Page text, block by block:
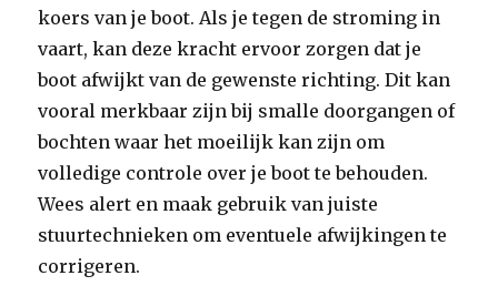
koers van je boot. Als je tegen de stroming in
vaart, kan deze kracht ervoor zorgen dat je
boot afwijkt van de gewenste richting. Dit kan
vooral merkbaar zijn bij smalle doorgangen of
bochten waar het moeilijk kan zijn om
volledige controle over je boot te behouden.
Wees alert en maak gebruik van juiste
stuurtechnieken om eventuele afwijkingen te
corrigeren.